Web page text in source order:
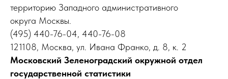
территорию Западного административного
округа Москвы.
(495) 440-76-04, 440-76-08
121108, Москва, ул. Ивана Франко, д. 8, к. 2
Московский Зеленоградский окружной отдел
государственной статистики